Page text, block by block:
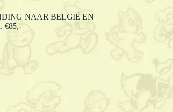
NAAR BELGIË EN
€85,-